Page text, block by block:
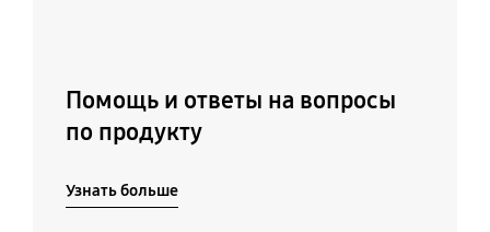
Помощь и ответы на вопросы
по продукту
Узнать больше